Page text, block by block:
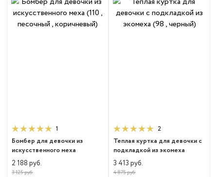
1
Бомбер для девочки из
искусственного меха
2 188 руб.
3 125 руб.
2
Теплая куртка для девочки с
подкладкой из экомеха
3 413 руб.
4 875 руб.